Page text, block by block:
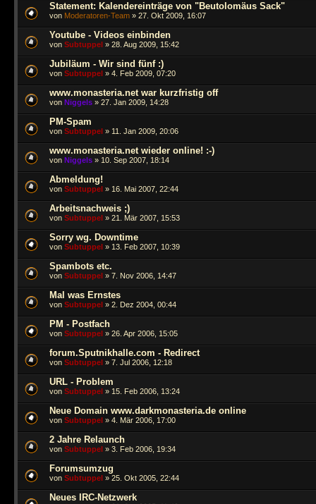
Statement: Kalendereinträge von "Beutolomäus Sack"
von Moderatoren-Team » 27. Okt 2009, 16:07
Youtube - Videos einbinden
von Subtuppel » 28. Aug 2009, 15:42
Jubiläum - Wir sind fünf :)
von Subtuppel » 4. Feb 2009, 07:20
www.monasteria.net war kurzfristig off
von Niggels » 27. Jan 2009, 14:28
PM-Spam
von Subtuppel » 11. Jan 2009, 20:06
www.monasteria.net wieder online! :-)
von Niggels » 10. Sep 2007, 18:14
Abmeldung!
von Subtuppel » 16. Mai 2007, 22:44
Arbeitsnachweis ;)
von Subtuppel » 21. Mär 2007, 15:53
Sorry wg. Downtime
von Subtuppel » 13. Feb 2007, 10:39
Spambots etc.
von Subtuppel » 7. Nov 2006, 14:47
Mal was Ernstes
von Subtuppel » 2. Dez 2004, 00:44
PM - Postfach
von Subtuppel » 26. Apr 2006, 15:05
forum.Sputnikhalle.com - Redirect
von Subtuppel » 7. Jul 2006, 12:18
URL - Problem
von Subtuppel » 15. Feb 2006, 13:24
Neue Domain www.darkmonasteria.de online
von Subtuppel » 4. Mär 2006, 17:00
2 Jahre Relaunch
von Subtuppel » 3. Feb 2006, 19:34
Forumsumzug
von Subtuppel » 25. Okt 2005, 22:44
Neues IRC-Netzwerk